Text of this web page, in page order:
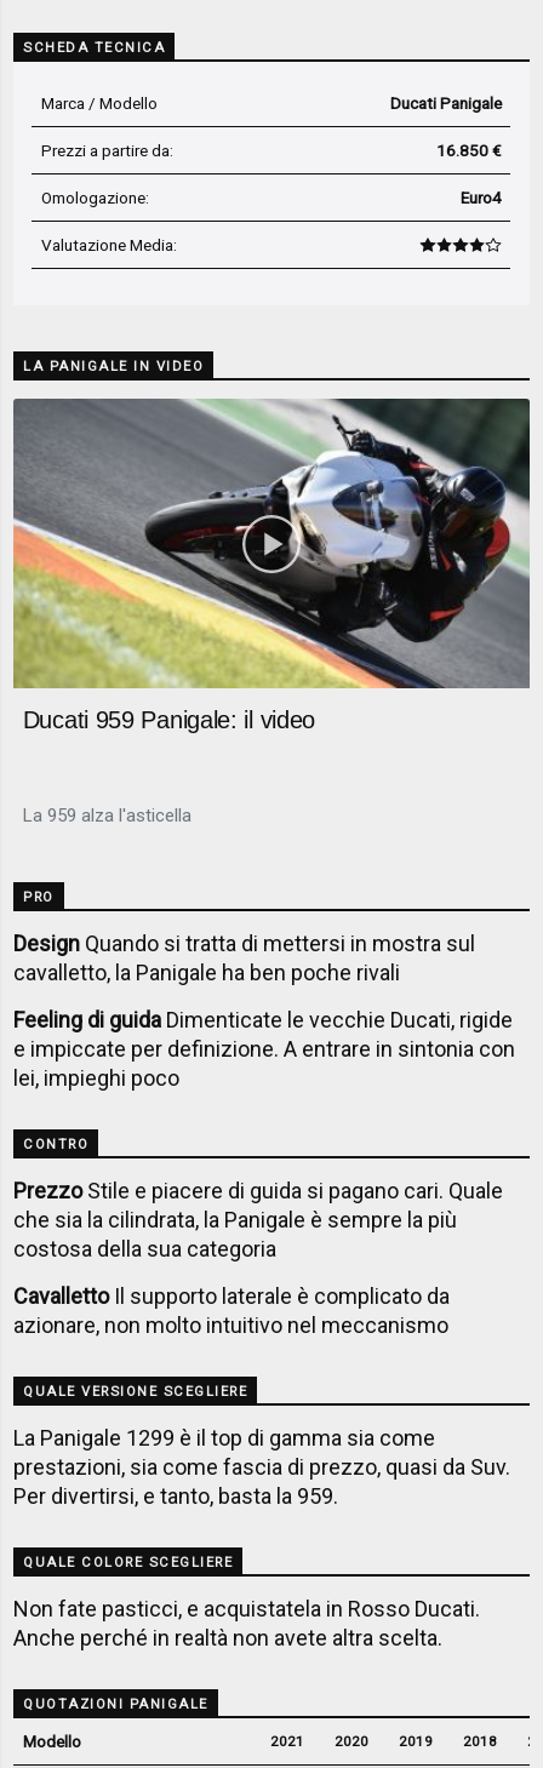
SCHEDA TECNICA
Marca / Modello Ducati Panigale
Prezzi a partire da: 16.850 €
Omologazione: Euro4
Valutazione Media:
LA PANIGALE IN VIDEO
Ducati 959 Panigale: il video
La 959 alza l'asticella
PRO
Design Quando si tratta di mettersi in mostra sul
cavalletto, la Panigale ha ben poche rivali
Feeling di guida Dimenticate le vecchie Ducati, rigide
e impiccate per definizione. A entrare in sintonia con
lei, impieghi poco
CONTRO
PrezzoStile e piacere di guida si pagano cari. Quale
che sia la cilindrata, la Panigale è sempre la più
costosa della sua categoria
Cavalletto Il supporto laterale è complicato da
azionare, non molto intuitivo nel meccanismo
QUALE VERSIONE SCEGLIERE
La Panigale 1299 è il top di gamma sia come
prestazioni, sia come fascia di prezzo, quasi da Suv.
Per divertirsi, e tanto, basta la 959.
QUALE COLORE SCEGLIERE
Non fate pasticci, e acquistatela in Rosso Ducati.
Anche perché in realtà non avete altra scelta.
QUOTAZIONI PANIGALE
Modello 2021 2020 2019 2018